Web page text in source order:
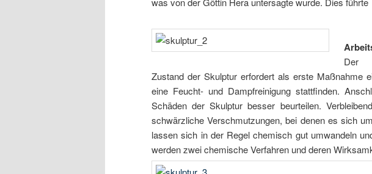
Der
Zustand der Skulptur erfordert als erste Maßnahme
eine Feucht- und Dampfreinigung stattfinden.
Schäden der Skulptur besser beurteilen.
schwärzliche Verschmutzungen, bei denen es sich
lassen sich in der Regel chemisch gut umwandeln
werden zwei chemische Verfahren und deren